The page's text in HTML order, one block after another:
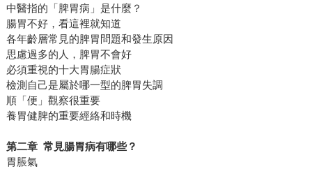
中醫指的「脾胃病」是什麼？
腸胃不好，看這裡就知道
各年齡層常見的脾胃問題和發生原因
思慮過多的人，脾胃不會好
必須重視的十大胃腸症狀
檢測自己是屬於哪一型的脾胃失調
順「便」觀察很重要
養胃健脾的重要經絡和時機
第二章 常見腸胃病有哪些？
胃脹氣